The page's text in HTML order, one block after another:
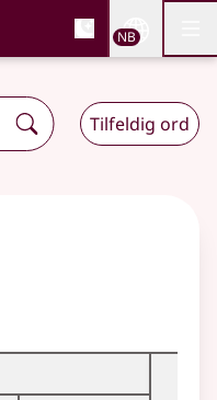
og
NB
Tilfeldig ord